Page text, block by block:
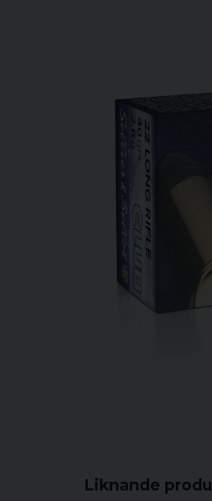
Liknande